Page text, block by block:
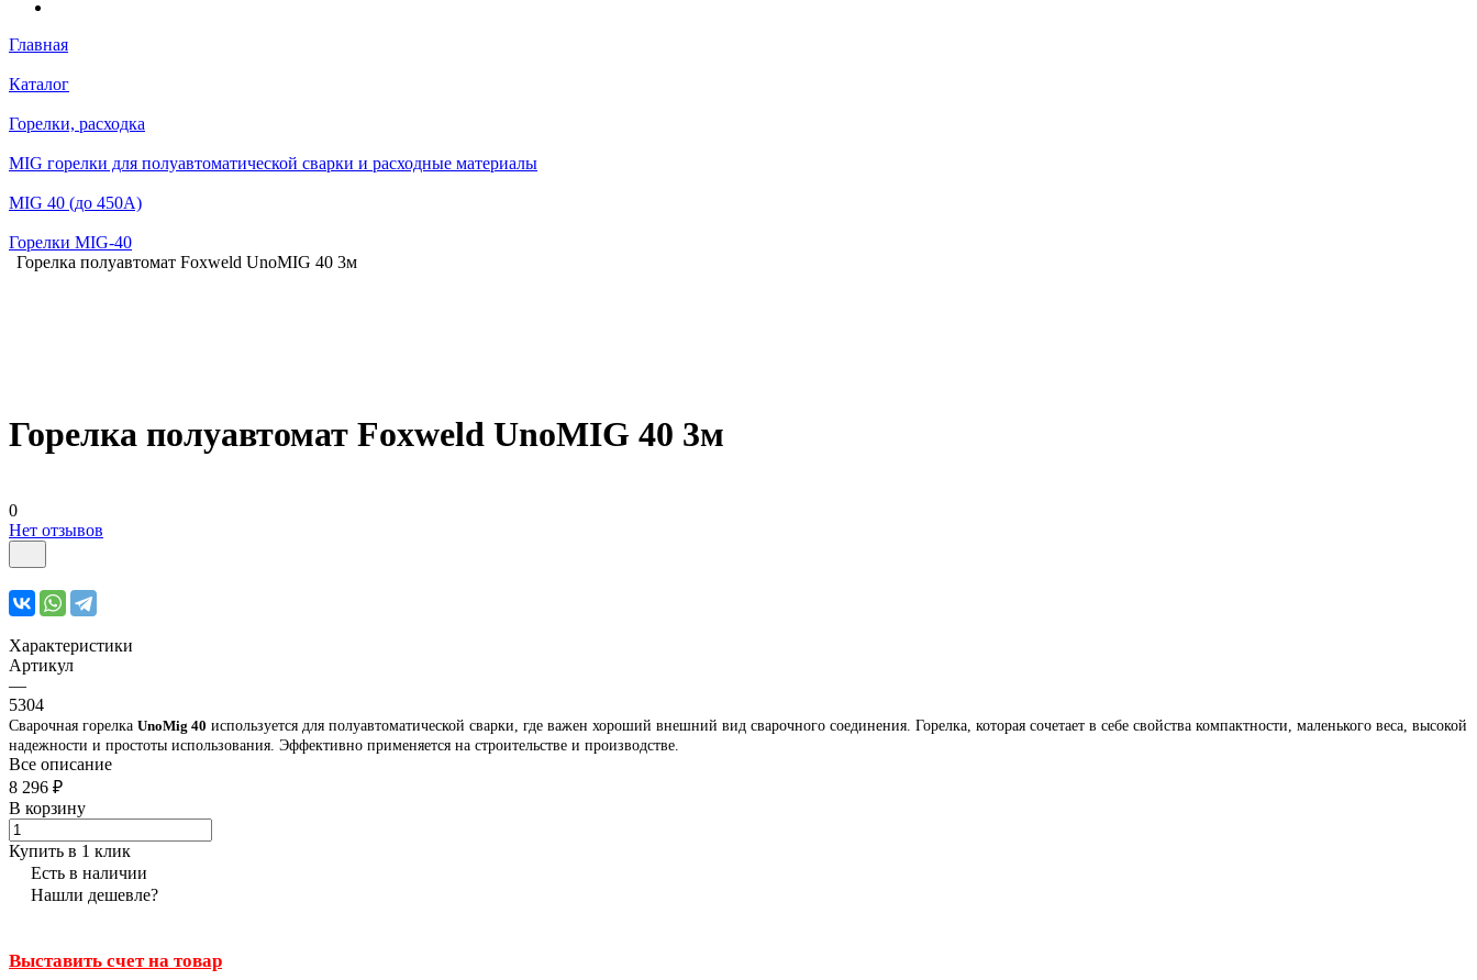
Главная
Каталог
Горелки, расходка
MIG горелки для полуавтоматической сварки и расходные материалы
MIG 40 (до 450А)
Горелки MIG-40
Горелка полуавтомат Foxweld UnoMIG 40 3м
Горелка полуавтомат Foxweld UnoMIG 40 3м
0
Нет отзывов
Характеристики
Артикул
—
5304
Сварочная горелка UnoMig 40 используется для полуавтоматической сварки, где важен хороший внешний вид сварочного соединения. Горелка, которая сочетает в себе свойства компактности, маленького веса, высокой
надежности и простоты использования. Эффективно применяется на строительстве и производстве.
Все описание
8 296 ₽
В корзину
Купить в 1 клик
Есть в наличии
Нашли дешевле?
Выставить счет на товар